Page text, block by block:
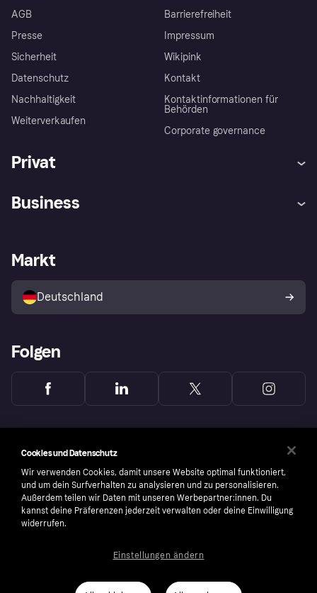
AGB
Presse
Sicherheit
Datenschutz
Nachhaltigkeit
Weiterverkaufen
Barrierefreiheit
Impressum
Wikipink
Kontakt
Kontaktinformationen für
Behörden
Corporate governance
Privat
Klarna App
Shops entdecken
Käuferschutzrichtlinie
Dein Widerrufsrecht
Business
Händlerportal
Markt
Deutschland
Folgen
number: 556737-0431
Cookies und Datenschutz
Wir verwenden Cookies, damit unsere Website optimal funktioniert,
und um dein Surfverhalten zu analysieren und zu personalisieren.
Außerdem teilen wir Daten mit unseren Werbepartner:innen. Du
kannst deine Präferenzen jederzeit verwalten oder deine Einwilligung
widerrufen.
Einstellungen ändern